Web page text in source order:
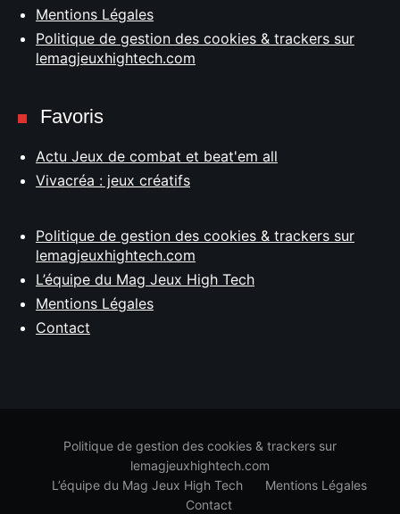
Mentions Légales
Politique de gestion des cookies & trackers sur
lemagjeuxhightech.com
Favoris
Actu Jeux de combat et beat'em all
Vivacréa : jeux créatifs
Politique de gestion des cookies & trackers sur
lemagjeuxhightech.com
L’équipe du Mag Jeux High Tech
Mentions Légales
Contact
Politique de gestion des cookies & trackers sur
lemagjeuxhightech.com
L’équipe du Mag Jeux High Tech
Mentions Légales
Contact